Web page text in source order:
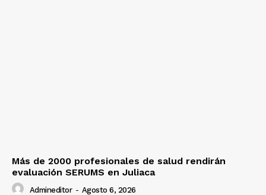
Más de 2000 profesionales de salud rendirán
evaluación SERUMS en Juliaca
Admineditor - Agosto 6, 2026